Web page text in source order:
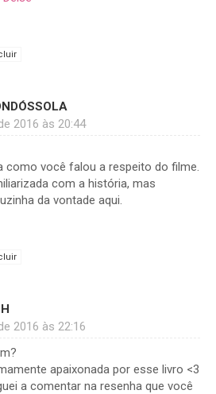
2016 às 20:44
como você falou a respeito do filme.
com a história, mas
da vontade aqui.
2016 às 22:16
apaixonada por esse livro <3
a comentar na resenha que você